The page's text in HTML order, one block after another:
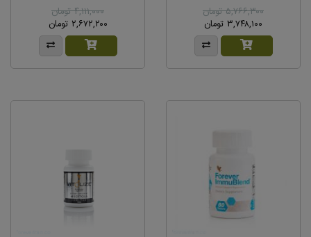
۵,۷۶۶,۳۰۰ تومان
۳,۷۴۸,۱۰۰ تومان
۴,۱۱۱,۰۰۰ تومان
۲,۶۷۲,۲۰۰ تومان